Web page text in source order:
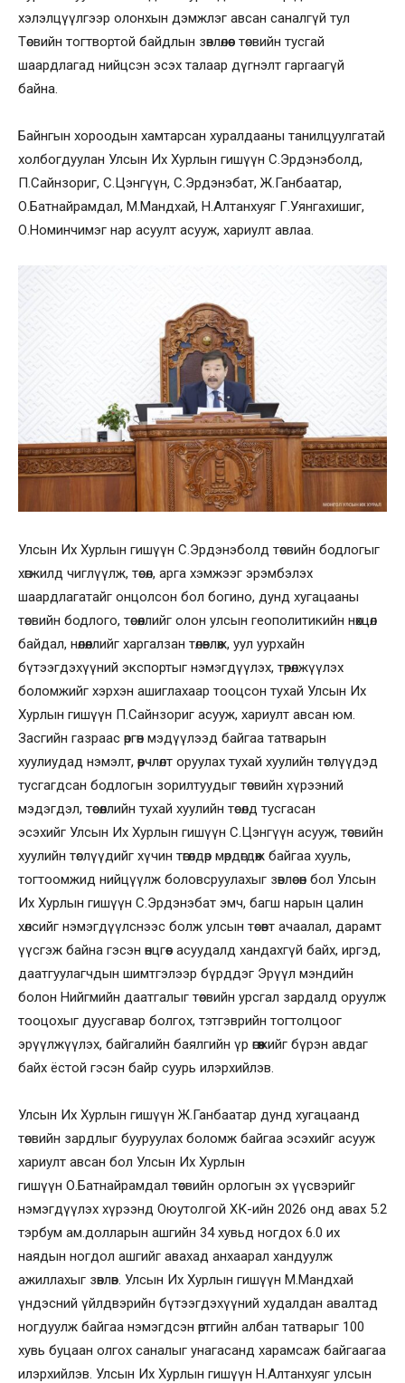
хэлэлцүүлгээр олонхын дэмжлэг авсан саналгүй тул
Төсвийн тогтвортой байдлын зөвлөлөөс төсвийн тусгай
шаардлагад нийцсэн эсэх талаар дүгнэлт гаргаагүй
байна.
Байнгын хороодын хамтарсан хуралдааны танилцуулгатай
холбогдуулан Улсын Их Хурлын гишүүн С.Эрдэнэболд,
П.Сайнзориг, С.Цэнгүүн, С.Эрдэнэбат, Ж.Ганбаатар,
О.Батнайрамдал, М.Мандхай, Н.Алтанхуяг Г.Уянгахишиг,
О.Номинчимэг нар асуулт асууж, хариулт авлаа.
Улсын Их Хурлын гишүүн С.Эрдэнэболд төсвийн бодлогыг
хөгжилд чиглүүлж, төсөл, арга хэмжээг эрэмбэлэх
шаардлагатайг онцолсон бол богино, дунд хугацааны
төсвийн бодлого, төсөөллийг олон улсын геополитикийн нөхцөл
байдал, нөлөөллийг харгалзан төлөвлөж, уул уурхайн
бүтээгдэхүүний экспортыг нэмэгдүүлэх, төрөлжүүлэх
боломжийг хэрхэн ашиглахаар тооцсон тухай Улсын Их
Хурлын гишүүн П.Сайнзориг асууж, хариулт авсан юм.
Засгийн газраас өргөн мэдүүлээд байгаа татварын
хуулиудад нэмэлт, өөрчлөлт оруулах тухай хуулийн төслүүдэд
тусгагдсан бодлогын зорилтуудыг төсвийн хүрээний
мэдэгдэл, төсөөллийн тухай хуулийн төсөлд тусгасан
эсэхийг Улсын Их Хурлын гишүүн С.Цэнгүүн асууж, төсвийн
хуулийн төслүүдийг хүчин төгөлдөр мөрдөгдөж байгаа хууль,
тогтоомжид нийцүүлж боловсруулахыг зөвлөсөн бол Улсын
Их Хурлын гишүүн С.Эрдэнэбат эмч, багш нарын цалин
хөлсийг нэмэгдүүлснээс болж улсын төсөвт ачаалал, дарамт
үүсгэж байна гэсэн өнцгөөс асуудалд хандахгүй байх, иргэд,
даатгуулагчдын шимтгэлээр бүрддэг Эрүүл мэндийн
болон Нийгмийн даатгалыг төсвийн урсгал зардалд оруулж
тооцохыг дуусгавар болгох, тэтгэврийн тогтолцоог
эрүүлжүүлэх, байгалийн баялгийн үр өгөөжийг бүрэн авдаг
байх ёстой гэсэн байр суурь илэрхийлэв.
Улсын Их Хурлын гишүүн Ж.Ганбаатар дунд хугацаанд
төсвийн зардлыг бууруулах боломж байгаа эсэхийг асууж
хариулт авсан бол Улсын Их Хурлын
гишүүн О.Батнайрамдал төсвийн орлогын эх үүсвэрийг
нэмэгдүүлэх хүрээнд Оюутолгой ХК-ийн 2026 онд авах 5.2
тэрбум ам.долларын ашгийн 34 хувьд ногдох 6.0 их
наядын ногдол ашгийг авахад анхаарал хандуулж
ажиллахыг зөвлөв. Улсын Их Хурлын гишүүн М.Мандхай
үндэсний үйлдвэрийн бүтээгдэхүүний худалдан авалтад
ногдуулж байгаа нэмэгдсэн өртгийн албан татварыг 100
хувь буцаан олгох саналыг унагасанд харамсаж байгаагаа
илэрхийлэв. Улсын Их Хурлын гишүүн Н.Алтанхуяг улсын